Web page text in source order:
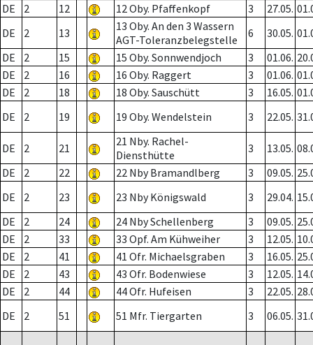
DE
2 12 12 Oby. Pfaffenkopf 3 27.05.
DE
2 13
13 Oby. An den 3 Wassern
AGT-Toleranzbelegstelle
6 30.05.
DE
2 15 15 Oby. Sonnwendjoch 3 01.06.
DE
2 16 16 Oby. Raggert 3 01.06.
DE
2 18 18 Oby. Sauschütt 3 16.05.
DE
2 19 19 Oby. Wendelstein 3 22.05.
DE 2 21
21 Nby. Rachel-
Diensthütte
3 13.05.
DE
2 22 22 Nby Bramandlberg 3 09.05.
DE
2 23 23 Nby Königswald 3 29.04.
DE
2 24 24 Nby Schellenberg 3 09.05.
DE
2 33 33 Opf. Am Kühweiher 3 12.05.
DE
2 41 41 Ofr. Michaelsgraben 3 16.05.
DE
2 43 43 Ofr. Bodenwiese 3 12.05.
DE
2 44 44 Ofr. Hufeisen 3 22.05.
DE
2 51 51 Mfr. Tiergarten 3 06.05.